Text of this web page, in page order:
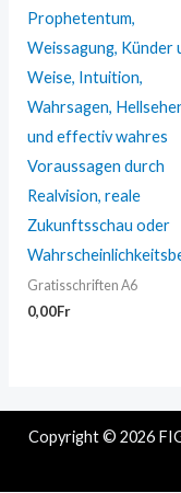
Prophetentum,
Weissagung, Künder
Weise, Intuition,
Wahrsagen,
und effectiv wahres
Voraussagen durch
Realvision, reale
Zukunftsschau oder
Gratisschriften A6
0,00Fr
Copyright © 2026